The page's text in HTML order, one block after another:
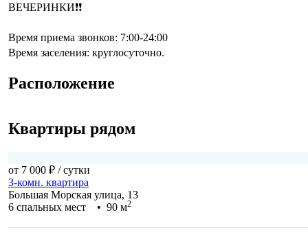
ВЕЧЕРИНКИ❗❗
Время приема звонков: 7:00-24:00
Время заселения: круглосуточно.
Расположение
Квартиры рядом
от 7 000 ₽ / сутки
3-комн. квартира
Большая Морская улица, 13
6 спальных мест • 90 м2